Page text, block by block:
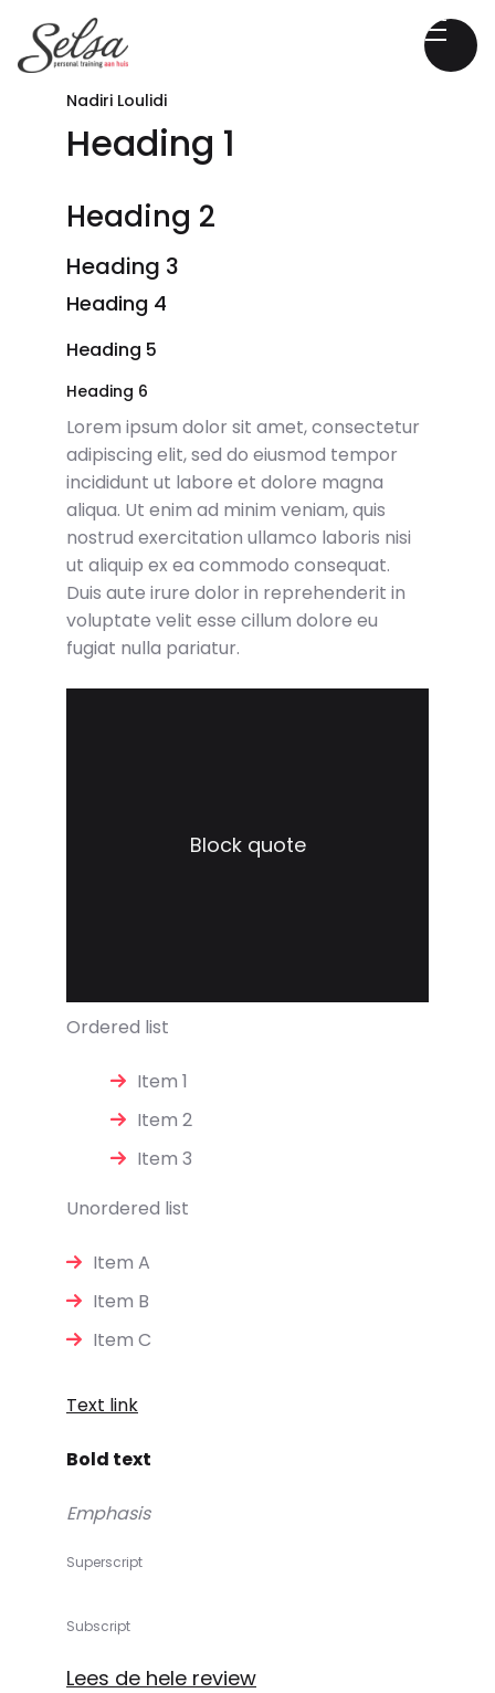
Nadiri Loulidi
Heading 1
Heading 2
Heading 3
Heading 4
Heading 5
Heading 6
Lorem ipsum dolor sit amet, consectetur
adipiscing elit, sed do eiusmod tempor
incididunt ut labore et dolore magna
aliqua. Ut enim ad minim veniam, quis
nostrud exercitation ullamco laboris nisi
ut aliquip ex ea commodo consequat.
Duis aute irure dolor in reprehenderit in
voluptate velit esse cillum dolore eu
fugiat nulla pariatur.
Block quote
Ordered list
Item 1
Item 2
Item 3
Unordered list
Item A
Item B
Item C
Text link
Bold text
Emphasis
Superscript
Subscript
Lees de hele review